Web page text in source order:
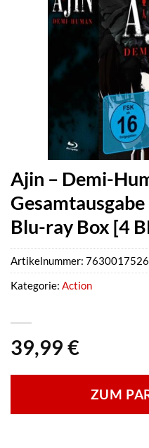
Ajin – Demi-
Blu-ray Box [4
39,99 €
ZUM
Artikelnummer:
Kategorie: Action